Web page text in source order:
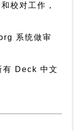
校对工作，
系统做审
有 Deck 中文